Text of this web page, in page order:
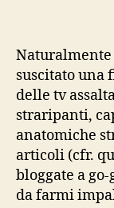
suscitato
delle tv
straripanti,
anatomiche
articoli (cfr.
bloggate a
da farmi